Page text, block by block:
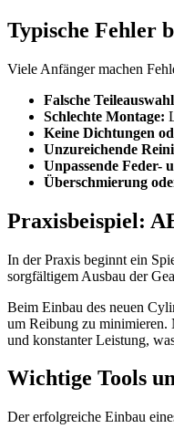
Typische Fehler
Viele Anfänger machen
Falsche
Schlechte Montage:
Keine Dichtungen
Unzureichende
Unpassende Feder-
Überschmierung
Praxisbeispiel:
In der Praxis beginnt ein
sorgfältigem Ausbau der
Beim Einbau des neuen
um Reibung zu minimieren.
und konstanter Leistung,
Wichtige Tools
Der erfolgreiche Einbau